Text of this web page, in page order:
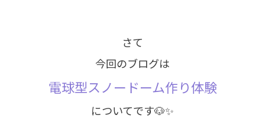
さて
今回のブログは
電球型スノードーム作り体験
についてです🐶✨